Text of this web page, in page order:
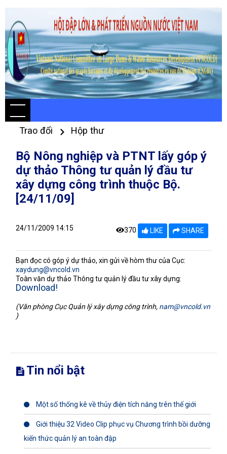
Trao đổi Hộp thư
Bộ Nông nghiệp và PTNT lấy góp ý
dự thảo Thông tư quản lý đầu tư
xây dựng công trình thuộc Bộ.
[24/11/09]
24/11/2009 14:15 370 LIKE SHARE
Bạn đọc có góp ý dự thảo, xin gửi về hòm thư của Cục:
xaydung@vncold.vn
Toàn văn dự thảo Thông tư quản lý đầu tư xây dựng:
Download!
(Văn phòng Cục Quản lý xây dựng công trình, nam@vncold.vn
)
Tin nổi bật
Một số thống kê về thủy điện tích năng trên thế giới
Giới thiệu 32 Video Clip phục vụ Chương trình bồi dưỡng
kiến thức quản lý an toàn đập